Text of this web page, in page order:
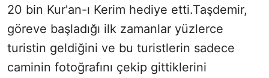
20 bin Kur'an-ı Kerim hediye etti.Taşdemir,
göreve başladığı ilk zamanlar yüzlerce
turistin geldiğini ve bu turistlerin sadece
caminin fotoğrafını çekip gittiklerini